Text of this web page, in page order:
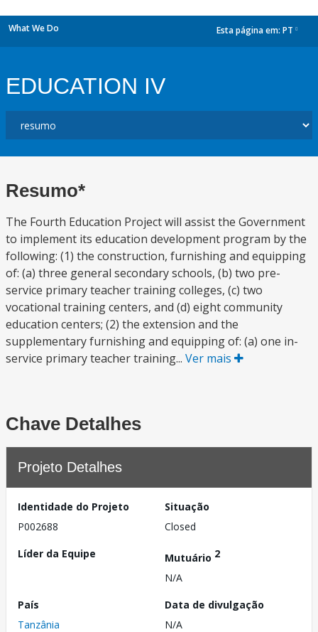
What We Do Esta página em: PT
EDUCATION IV
Resumo*
The Fourth Education Project will assist the Government
to implement its education development program by the
following: (1) the construction, furnishing and equipping
of: (a) three general secondary schools, (b) two pre-
service primary teacher training colleges, (c) two
vocational training centers, and (d) eight community
education centers; (2) the extension and the
supplementary furnishing and equipping of: (a) one in-
service primary teacher training... Ver mais
Chave Detalhes
Projeto Detalhes
Identidade do Projeto
P002688
Situação
Closed
Líder da Equipe
Mutuário 2
N/A
País
Tanzânia
Data de divulgação
N/A